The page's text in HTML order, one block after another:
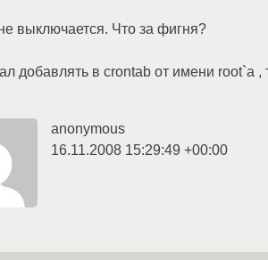
выключается. Что за фигня?
добавлять в crontab от имени root`a
anonymous
16.11.2008 15:29:49 +00:00